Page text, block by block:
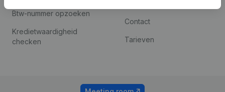
Btw-nummer opzoeken
Kredietwaardigheid
checken
Contact
Tarieven